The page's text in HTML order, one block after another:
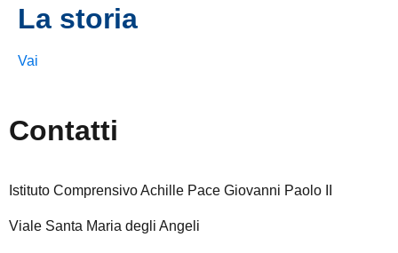
La storia
Vai
Contatti
Istituto Comprensivo Achille Pace Giovanni Paolo II
Viale Santa Maria degli Angeli